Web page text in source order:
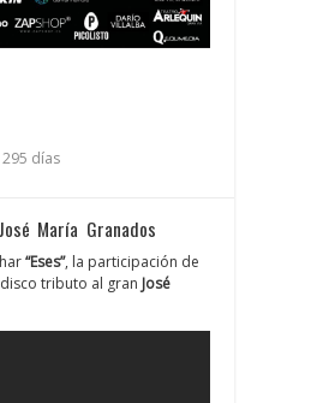
días
María Granados
“Eses”, la participación de
tributo al gran José